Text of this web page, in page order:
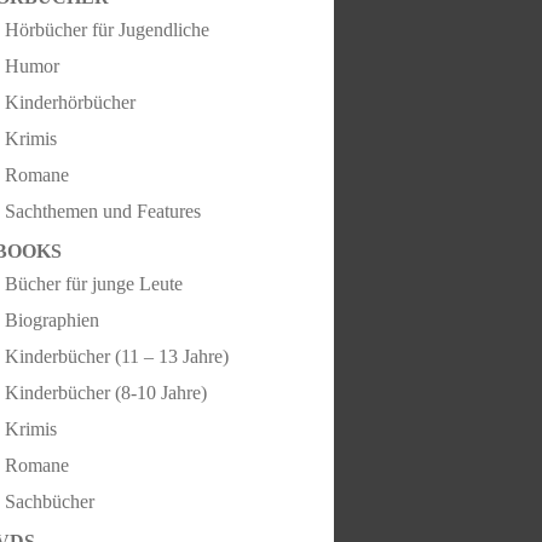
Hörbücher für Jugendliche
Humor
Kinderhörbücher
Krimis
Romane
Sachthemen und Features
Bücher für junge Leute
Biographien
Kinderbücher (11 – 13 Jahre)
Kinderbücher (8-10 Jahre)
Krimis
Romane
Sachbücher